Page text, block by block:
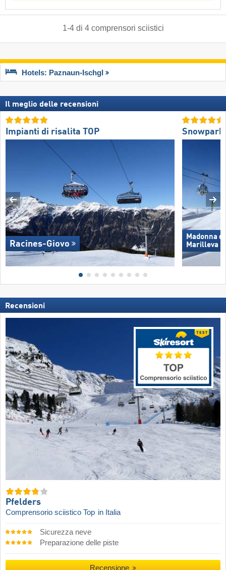
1-4di 4 comprensori sciistici
Hotels: Paznaun-Ischgl
Il meglio delle recensioni
Impianti di risalita TOP
Racines-Giovo
Madonna
Marilleva
Recensioni
Pfelders
Comprensorio sciistico Top in Italia
Sicurezza neve
Preparazione delle piste
Recensione